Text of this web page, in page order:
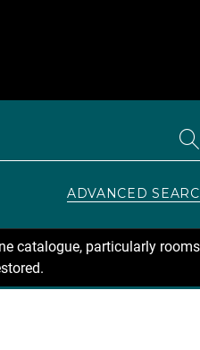
ADVANCED
catalogue, particularly